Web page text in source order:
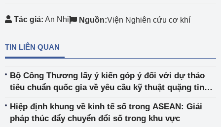
Tác giả: An Nhi Nguồn:Viện Nghiên cứu cơ khí
TIN LIÊN QUAN
Bộ Công Thương lấy ý kiến góp ý đối với dự thảo
tiêu chuẩn quốc gia về yêu cầu kỹ thuật quặng tinh
Hiệp định khung về kinh tế số trong ASEAN: Giải
pháp thúc đẩy chuyển đổi số trong khu vực